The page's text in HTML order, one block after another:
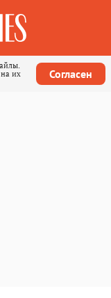
на их
Согласен